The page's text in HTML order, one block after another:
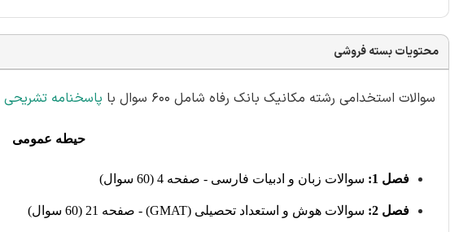
محتویات بسته فروشی
سوالات استخدامی رشته مکانیک بانک رفاه شامل 600 سوال با پاسخنامه تشریحی
حیطه عمومی
فصل 1: سوالات زبان و ادبیات فارسی - صفحه 4 (60 سوال)
فصل 2: سوالات هوش و استعداد تحصیلی (GMAT) - صفحه 21 (60 سوال)